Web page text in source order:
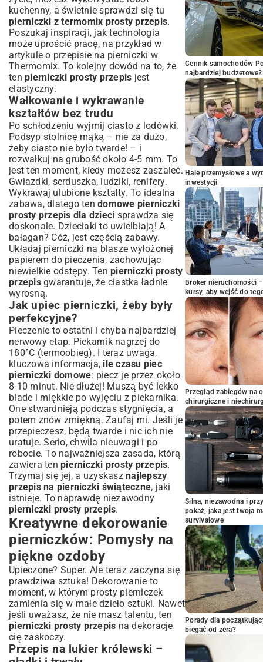
kuchenny, a świetnie sprawdzi się tu
pierniczki z termomix prosty przepis.
Poszukaj inspiracji, jak technologia
może uprościć pracę, na przykład w
artykule o przepisie na pierniczki w
Thermomix. To kolejny dowód na to, że
ten pierniczki prosty przepis jest
elastyczny.
Wałkowanie i wykrawanie
kształtów bez trudu
Po schłodzeniu wyjmij ciasto z lodówki.
Podsyp stolnicę mąką – nie za dużo,
żeby ciasto nie było twarde! – i
rozwałkuj na grubość około 4-5 mm. To
jest ten moment, kiedy możesz zaszaleć.
Gwiazdki, serduszka, ludziki, renifery.
Wykrawaj ulubione kształty. To idealna
zabawa, dlatego ten domowe pierniczki
prosty przepis dla dzieci sprawdza się
doskonale. Dzieciaki to uwielbiają! A
bałagan? Cóż, jest częścią zabawy.
Układaj pierniczki na blasze wyłożonej
papierem do pieczenia, zachowując
niewielkie odstępy. Ten pierniczki prosty
przepisgwarantuje, że ciastka ładnie
wyrosną.
Jak upiec pierniczki, żeby były
perfekcyjne?
Pieczenie to ostatni i chyba najbardziej
nerwowy etap. Piekarnik nagrzej do
180°C (termoobieg). I teraz uwaga,
kluczowa informacja, ile czasu piec
pierniczki domowe: piecz je przez około
8-10 minut. Nie dłużej! Muszą być lekko
blade i miękkie po wyjęciu z piekarnika.
One stwardnieją podczas stygnięcia, a
potem znów zmiękną. Zaufaj mi. Jeśli je
przepieczesz, będą twarde i nic ich nie
uratuje. Serio, chwila nieuwagi i po
robocie. To najważniejsza zasada, którą
zawiera ten pierniczki prosty przepis.
Trzymaj się jej, a uzyskasz najlepszy
przepis na pierniczki świąteczne, jaki
istnieje. To naprawdę niezawodny
pierniczki prosty przepis.
Kreatywne dekorowanie
pierniczków: Pomysły na
piękne ozdoby
Upieczone? Super. Ale teraz zaczyna się
prawdziwa sztuka! Dekorowanie to
moment, w którym prosty pierniczek
zamienia się w małe dzieło sztuki. Nawet
jeśli uważasz, że nie masz talentu, ten
pierniczki prosty przepis na dekoracje
cię zaskoczy.
Przepis na lukier królewski –
Cennik samochodów
najbardziej budżetowe?
Hale przemysłowe a
inwestycji
Broker nieruchomości
kursy, aby wejść do
Przegląd zabiegów na
chirurgiczne i
Silna, niezawodna i
pokaż, jaka jest twoja
survivalowe
Porady dla
biegać od zera?